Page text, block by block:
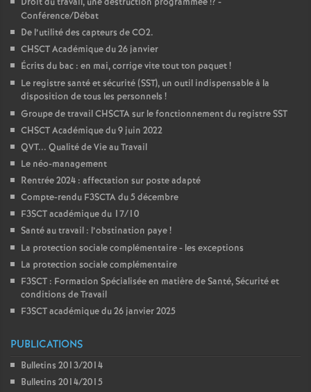
Conférence/Débat
De l’utilité des capteurs de CO2.
CHSCT Académique du 26 janvier
Écrits du bac : en mai, corrige vite tout ton paquet!
Le registre santé et sécurité (SST), un outil indispensable à la
disposition de tous les personnels !
Groupe de travail CHSCTA sur le fonctionnement du registre SST
CHSCT Académique du 9 juin 2022
QVT... Qualité de Vie au Travail
Le néo-management
Rentrée 2024 : affectation sur poste adapté
Compte-rendu F3SCTA du 5 décembre
F3SCT académique du 17/10
Santé au travail : l’obstination paye!
La protection sociale complémentaire - les exceptions
La protection sociale complémentaire
F3SCT : Formation Spécialisée en matière de Santé, Sécurité et
conditions de Travail
F3SCT académique du 26 janvier 2025
PUBLICATIONS
Bulletins 2013/2014
Bulletins 2014/2015